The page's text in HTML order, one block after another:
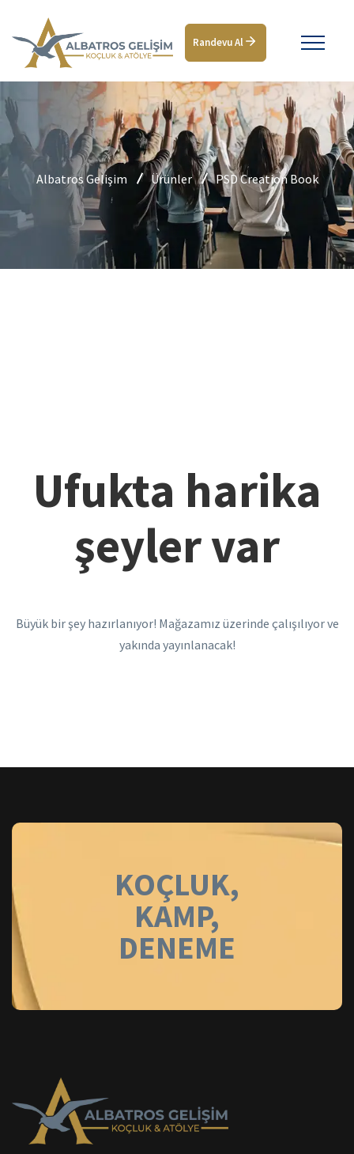
Randevu Al
Albatros Gelişim Ürünler PSD Creation Book
Ufukta harika
şeyler var
Büyük bir şey hazırlanıyor! Mağazamız üzerinde çalışılıyor ve
yakında yayınlanacak!
KOÇLUK,
KAMP,
DENEME